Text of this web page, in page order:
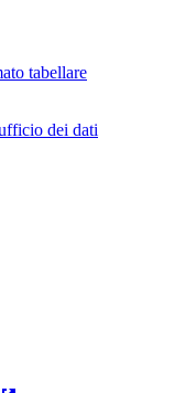
tabellare
dei dati